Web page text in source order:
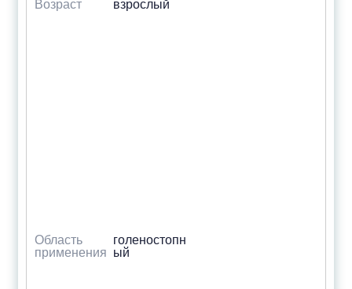
Возраст взрослый
Область
применения
голеностопн
ый